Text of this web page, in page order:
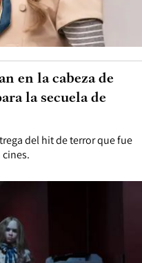
del hit de terror que fue
en la cabeza de
la secuela de